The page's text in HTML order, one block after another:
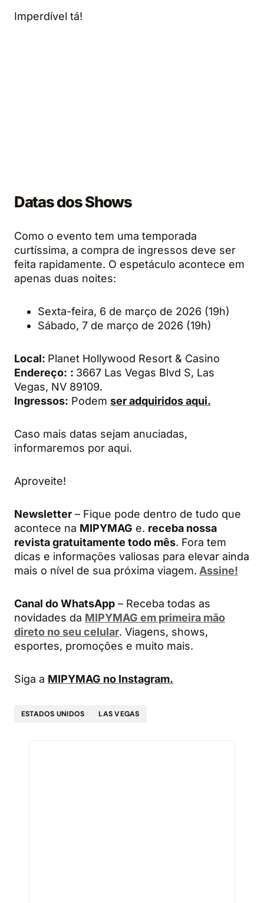
Imperdível tá!
Datas dos Shows
Como o evento tem uma temporada
curtíssima, a compra de ingressos deve ser
feita rapidamente. O espetáculo acontece em
apenas duas noites:
Sexta-feira, 6 de março de 2026 (19h)
Sábado, 7 de março de 2026 (19h)
Local: Planet Hollywood Resort & Casino
Endereço: : 3667 Las Vegas Blvd S, Las
Vegas, NV 89109.
Ingressos: Podem ser adquiridos aqui.
Caso mais datas sejam anuciadas,
informaremos por aqui.
Aproveite!
Newsletter – Fique pode dentro de tudo que
acontece na MIPYMAG e. receba nossa
revista gratuitamente todo mês. Fora tem
dicas e informações valiosas para elevar ainda
mais o nível de sua próxima viagem. Assine!
Canal do WhatsApp – Receba todas as
novidades da MIPYMAG em primeira mão
direto no seu celular. Viagens, shows,
esportes, promoções e muito mais.
Siga a MIPYMAG no Instagram.
ESTADOS UNIDOS LAS VEGAS